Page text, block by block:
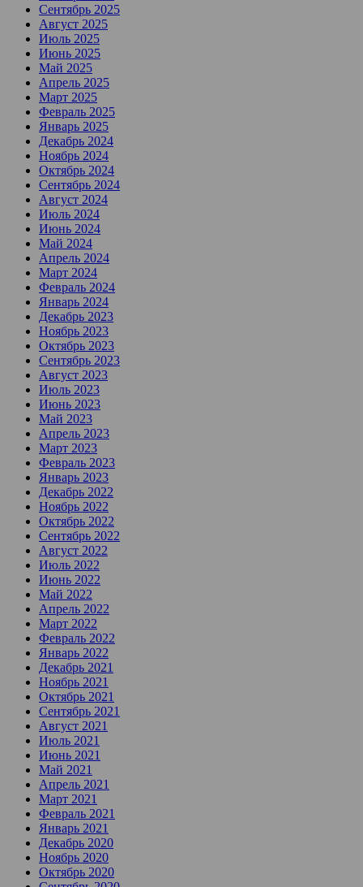
Сентябрь 2025
Август 2025
Июль 2025
Июнь 2025
Май 2025
Апрель 2025
Март 2025
Февраль 2025
Январь 2025
Декабрь 2024
Ноябрь 2024
Октябрь 2024
Сентябрь 2024
Август 2024
Июль 2024
Июнь 2024
Май 2024
Апрель 2024
Март 2024
Февраль 2024
Январь 2024
Декабрь 2023
Ноябрь 2023
Октябрь 2023
Сентябрь 2023
Август 2023
Июль 2023
Июнь 2023
Май 2023
Апрель 2023
Март 2023
Февраль 2023
Январь 2023
Декабрь 2022
Ноябрь 2022
Октябрь 2022
Сентябрь 2022
Август 2022
Июль 2022
Июнь 2022
Май 2022
Апрель 2022
Март 2022
Февраль 2022
Январь 2022
Декабрь 2021
Ноябрь 2021
Октябрь 2021
Сентябрь 2021
Август 2021
Июль 2021
Июнь 2021
Май 2021
Апрель 2021
Март 2021
Февраль 2021
Январь 2021
Декабрь 2020
Ноябрь 2020
Октябрь 2020